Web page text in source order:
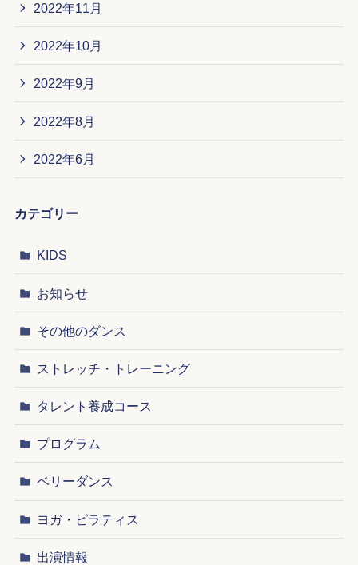
2022年11月
2022年10月
2022年9月
2022年8月
2022年6月
カテゴリー
KIDS
お知らせ
その他のダンス
ストレッチ・トレーニング
タレント養成コース
プログラム
ベリーダンス
ヨガ・ピラティス
出演情報